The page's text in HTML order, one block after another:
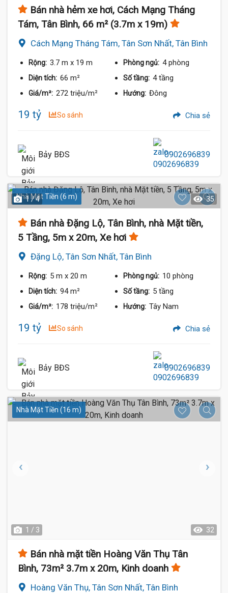
Bán nhà hẻm xe hơi, Cách Mạng Tháng
Tám, Tân Bình, 66 m² (3.7m x 19m)
Cách Mạng Tháng Tám, Tân Sơn Nhất, Tân Bình
Rộng: 3.7 m x 19 m Phòng ngủ: 4 phòng
Diện tích: 66 m² Số tầng: 4 tầng
Giá/m²: 272 triệu/m² Hướng: Đông
19 tỷ So sánh Chia sẻ
Bảy BĐS 0902696839
Nhà Mặt Tiền (6 m)
1 / 4 35
Bán nhà Đặng Lộ, Tân Bình, nhà Mặt tiền,
5 Tầng, 5m x 20m, Xe hơi
Đặng Lộ, Tân Sơn Nhất, Tân Bình
Rộng: 5 m x 20 m Phòng ngủ: 10 phòng
Diện tích: 94 m² Số tầng: 5 tầng
Giá/m²: 178 triệu/m² Hướng: Tây Nam
19 tỷ So sánh Chia sẻ
Bảy BĐS 0902696839
Nhà Mặt Tiền (16 m)
1 / 3 32
Bán nhà mặt tiền Hoàng Văn Thụ Tân
Bình, 73m² 3.7m x 20m, Kinh doanh
Hoàng Văn Thụ, Tân Sơn Nhất, Tân Bình